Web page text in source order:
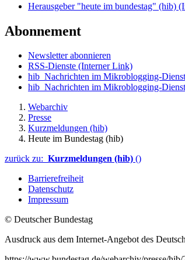
Herausgeber "heute im bundestag" (hib)
Abonnement
Newsletter abonnieren
RSS-Dienste (Interner Link)
hib_Nachrichten im Mikroblogging-
hib_Nachrichten im Mikroblogging-
Webarchiv
Presse
Kurzmeldungen (hib)
Heute im Bundestag (hib)
zurück zu: Kurzmeldungen (hib) ()
Barrierefreiheit
Datenschutz
Impressum
© Deutscher Bundestag
Ausdruck aus dem Internet-Angebot des